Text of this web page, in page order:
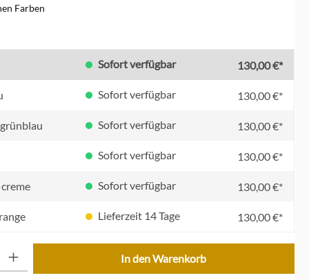
Farben
Sofort verfügbar 130,00 €*
Sofort verfügbar 130,00 €*
Sofort verfügbar 130,00 €*
Sofort verfügbar 130,00 €*
Sofort verfügbar 130,00 €*
Lieferzeit 14 Tage 130,00 €*
In den Warenkorb